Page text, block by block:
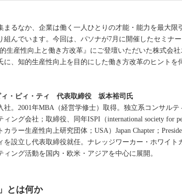
まるなか、企業は働く一人ひとりの才能・能力を最大限
組んでいます。今回は、パソナが7月に開催したセミナ
生産性向上と働き方改革』にご登壇いただいた株式会
、知的生産性向上を目的にした働き方改革のヒントを
ィ・ピィ・ティ 代表取締役 坂本裕司氏
社。2001年MBA（経営学修士）取得。独立系コンサル
ング会社；取締役、同年ISPI（international society for
ラー生産性向上研究団体；USA）Japan Chapter；
を設立し代表取締役就任。ナレッジワーカー・ホワイト
ィング活動を国内・欧米・アジアを中心に展開。
とは何か